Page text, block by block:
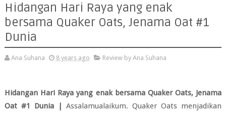
Hidangan Hari Raya yang enak
bersama Quaker Oats, Jenama Oat #1
Dunia
Ana Suhana 8 years ago Review by Ana Suhana
Hidangan Hari Raya yang enak bersama Quaker Oats, Jenama
Oat #1 Dunia |Assalamualaikum. Quaker Oats menjadikan